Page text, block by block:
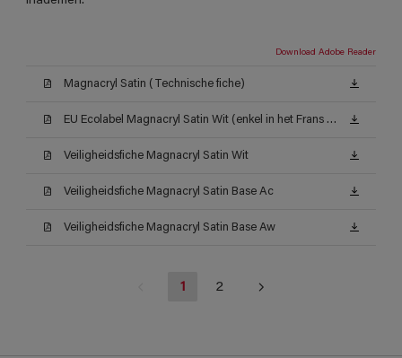
Download Adobe Reader
Magnacryl Satin (Technische fiche)
EU Ecolabel Magnacryl Satin Wit (enkel in het Frans beschikbaar)
Veiligheidsfiche Magnacryl Satin Wit
Veiligheidsfiche Magnacryl Satin Base Ac
Veiligheidsfiche Magnacryl Satin Base Aw
1 2